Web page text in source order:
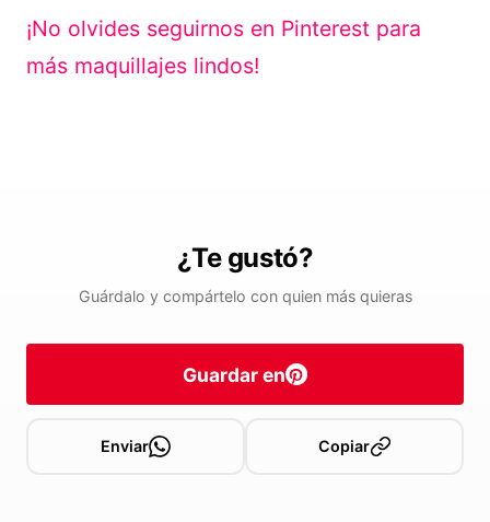
¡No olvides seguirnos en Pinterest para
más maquillajes lindos!
¿Te gustó?
Guárdalo y compártelo con quien más quieras
Guardar en
Enviar Copiar